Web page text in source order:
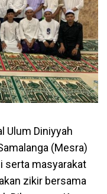
Ulum Diniyyah
(Mesra)
serta masyarakat
zikir bersama